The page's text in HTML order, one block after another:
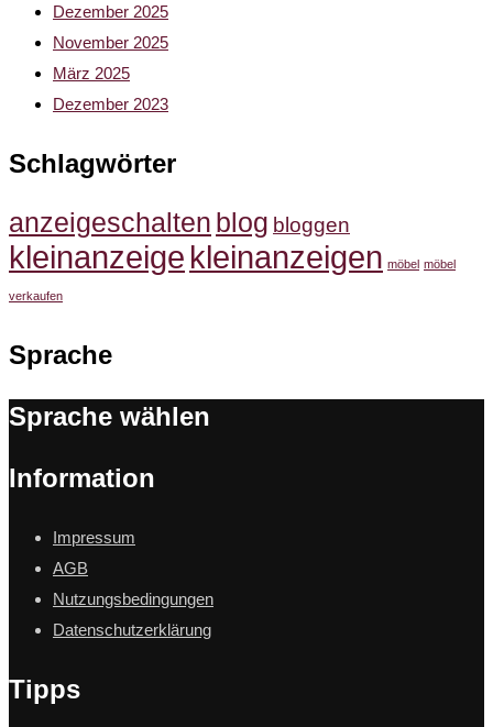
Dezember 2025
November 2025
März 2025
Dezember 2023
Schlagwörter
anzeigeschalten blog bloggen
kleinanzeige kleinanzeigen möbel möbel
verkaufen
Sprache
Sprache wählen
Information
Impressum
AGB
Nutzungsbedingungen
Datenschutzerklärung
Tipps